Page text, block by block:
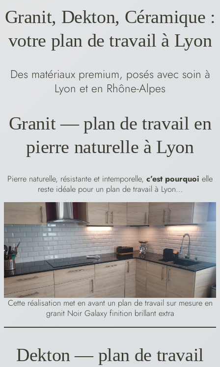
Granit, Dekton, Céramique :
votre plan de travail à Lyon
Des matériaux premium, posés avec soin à
Lyon et en Rhône-Alpes
Granit — plan de travail en
pierre naturelle à Lyon
Pierre naturelle, résistante et intemporelle, c’est pourquoi elle
reste idéale pour un plan de travail à Lyon…
Cette réalisation met en avant un plan de travail sur mesure en
granit Noir Galaxy finition brillant extra
Dekton — plan de travail